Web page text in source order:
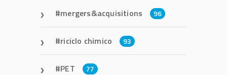
mergers&acquisitions 96
riciclo chimico 93
PET 77